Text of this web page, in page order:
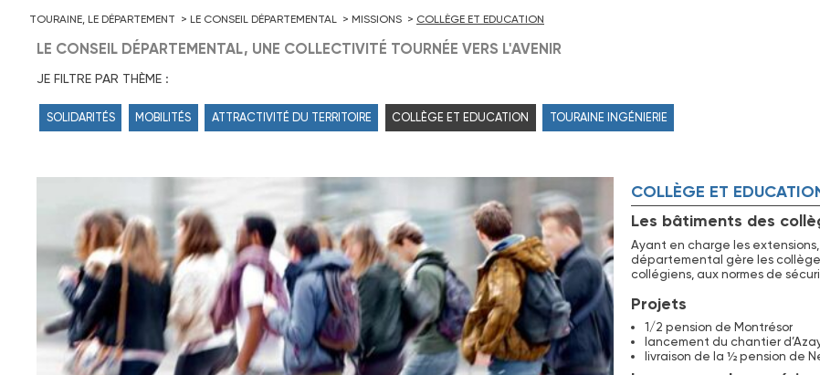
TOURAINE, LE DÉPARTEMENT LE CONSEIL DÉPARTEMENTAL MISSIONS COLLÈGE ET EDUCATION
LE CONSEIL DÉPARTEMENTAL, UNE COLLECTIVITÉ TOURNÉE VERS L'AVENIR
JE FILTRE PAR THÈME :
SOLIDARITÉS MOBILITÉS ATTRACTIVITÉ DU TERRITOIRE COLLÈGE ET EDUCATION TOURAINE INGÉNIERIE
COLLÈGE ET
Les bâtiments des
Ayant en charge les
départemental gère les
collégiens, aux normes de
Projets
1/2 pension de Montrésor
lancement du chantier
livraison de la ½ pension de